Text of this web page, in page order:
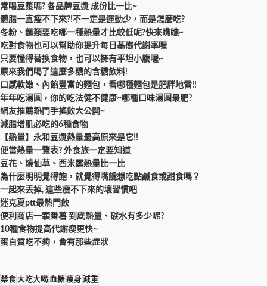
常喝豆漿嗎? 各品牌豆漿 成份比一比~
體脂一直瘦不下來?!不一定是運動少，而是怎麼吃?
冬粉、麵類要吃哪一種熱量才比較低呢?快來瞧瞧~
吃對食物也可以幫助你提升每日基礎代謝率喔
只要懂得替換食物，也可以擁有平坦小腹喔~
原來我們喝了這麼多糖的含糖飲料!
口感軟嫩、內餡豐富的麵包，看哪種麵包是肥胖地雷!!
年年吃湯圓，你的吃法健不健康~哪種口味湯圓最肥?
網友推薦熱門手搖飲大公開~
減脂增肌必吃的6種食物
【熱量】永和豆漿熱量最高原來是它!!
便當熱量一覽表? 外食族一定要知道
豆花、燒仙草、西米露熱量比一比
為什麼明明覺得飽，就覺得嘴饞想吃點鹹食或甜食嗎？
一起來丢掉, 這些瘦不下來的壞習慣吧
迷克夏ptt最熱門飲
便利商店一顆番薯 到底熱量、碳水有多少呢?
10種食物提高代謝瘦更快~
蛋白質吃不夠，會有那些症狀
禁食大吃大喝血糖瘦身減重